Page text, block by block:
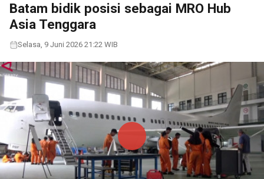
Batam bidik posisi sebagai MRO Hub
Asia Tenggara
Selasa, 9 Juni 2026 21:22 WIB
Play